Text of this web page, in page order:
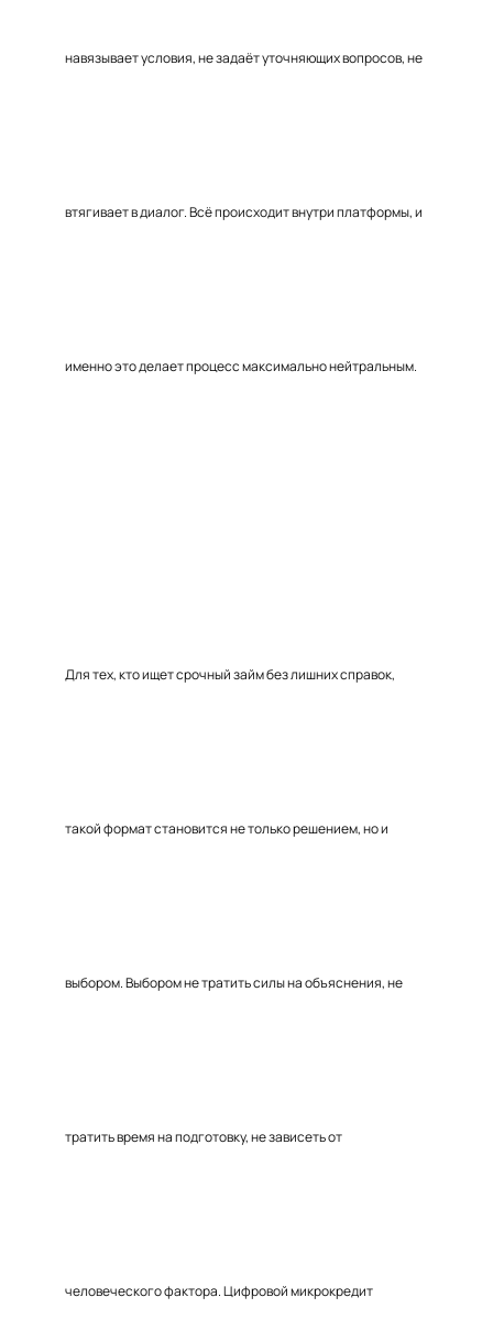
навязывает условия, не задаёт уточняющих вопросов, не
втягивает в диалог. Всё происходит внутри платформы, и
именно это делает процесс максимально нейтральным.
Для тех, кто ищет срочный займ без лишних справок,
такой формат становится не только решением, но и
выбором. Выбором не тратить силы на объяснения, не
тратить время на подготовку, не зависеть от
человеческого фактора. Цифровой микрокредит